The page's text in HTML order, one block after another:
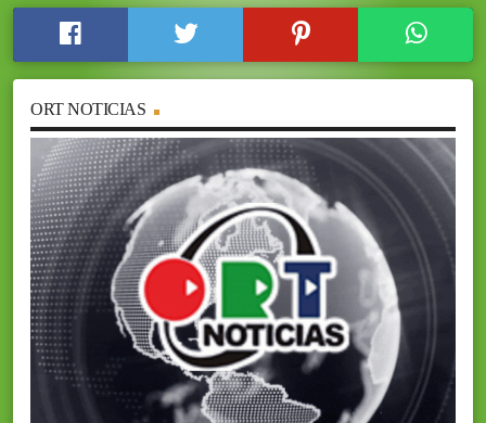
ORT NOTICIAS